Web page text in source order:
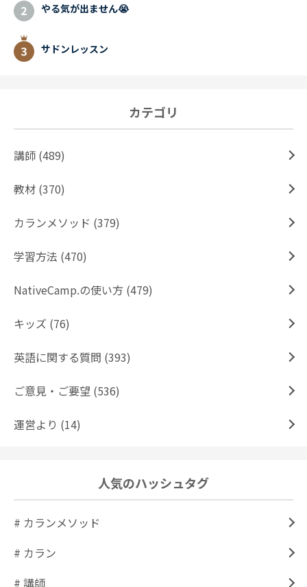
やる気が出ません😭
サドンレッスン
カテゴリ
講師 (489)
教材 (370)
カランメソッド (379)
学習方法 (470)
NativeCamp.の使い方 (479)
キッズ (76)
英語に関する質問 (393)
ご意見・ご要望 (536)
運営より (14)
人気のハッシュタグ
# カランメソッド
# カラン
# 講師